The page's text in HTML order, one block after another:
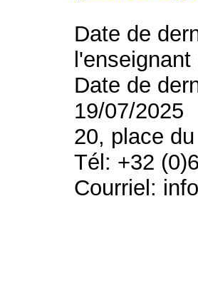
Date de
Date de
19/07/2025
20, place
Tél: +32
Courriel: